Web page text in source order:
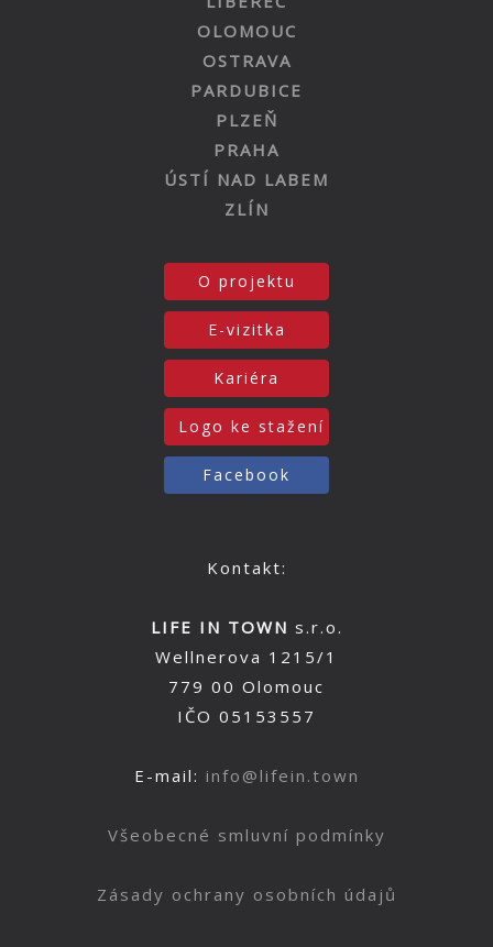
OLOMOUC
OSTRAVA
PARDUBICE
PLZEŇ
PRAHA
ÚSTÍ NAD LABEM
ZLÍN
O projektu
E-vizitka
Kariéra
Logo ke stažení
Facebook
Kontakt:
LIFE IN TOWN s.r.o.
Wellnerova 1215/1
779 00 Olomouc
IČO 05153557
E-mail: info@lifein.town
Všeobecné smluvní podmínky
Zásady ochrany osobních údajů